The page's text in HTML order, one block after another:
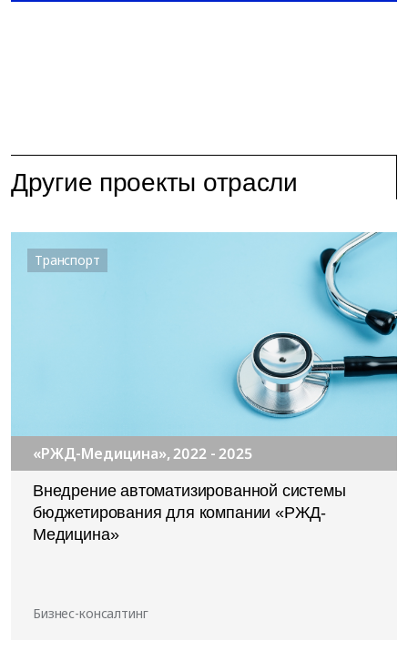
Другие проекты отрасли
Транспорт
«РЖД-Медицина», 2022 - 2025
Внедрение автоматизированной системы
бюджетирования для компании «РЖД-
Медицина»
Бизнес-консалтинг